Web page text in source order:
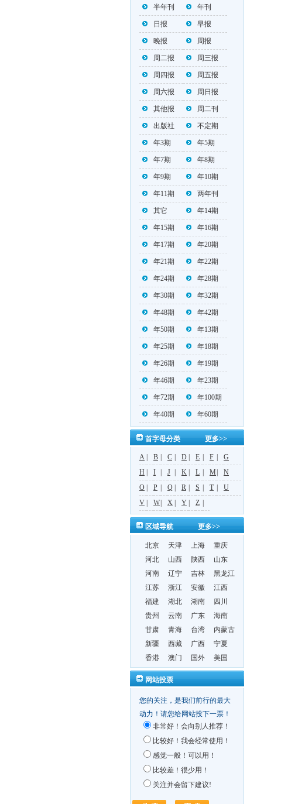
半年刊 年刊
日报 早报
晚报 周报
周二报 周三报
周四报 周五报
周六报 周日报
其他报 周二刊
出版社 不定期
年3期 年5期
年7期 年8期
年9期 年10期
年11期 两年刊
其它 年14期
年15期 年16期
年17期 年20期
年21期 年22期
年24期 年28期
年30期 年32期
年48期 年42期
年50期 年13期
年25期 年18期
年26期 年19期
年46期 年23期
年72期 年100期
年40期 年60期
更多>>
首字母分类
A B C D E F
G
H
I J K L M
N
O
P Q R S T
U
V
W X Y Z
更多>>
区域导航
北京 天津 上海
重庆
河北
山西 陕西
山东
河南
辽宁 吉林
黑龙江
江苏
浙江 安徽
江西
福建
湖北 湖南
四川
贵州
云南 广东
海南
甘肃
青海 台湾
内蒙古
新疆
西藏 广西
宁夏
香港
澳门 国外 美国
网站投票
您的关注，是我们前行的最大
动力！请您给网站投下一票！
非常好！会向别人推荐！
比较好！我会经常使用！
感觉一般！可以用！
比较差！很少用！
关注并会留下建议!